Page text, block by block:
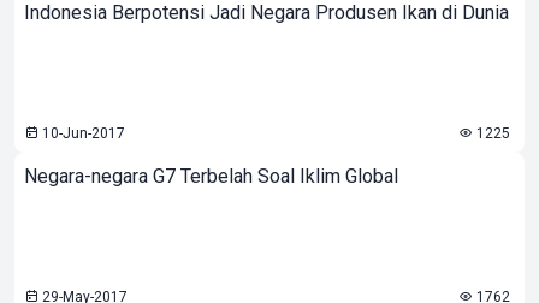
Indonesia Berpotensi Jadi Negara Produsen Ikan di Dunia
10-Jun-2017 1225
Negara-negara G7 Terbelah Soal Iklim Global
29-May-2017 1762